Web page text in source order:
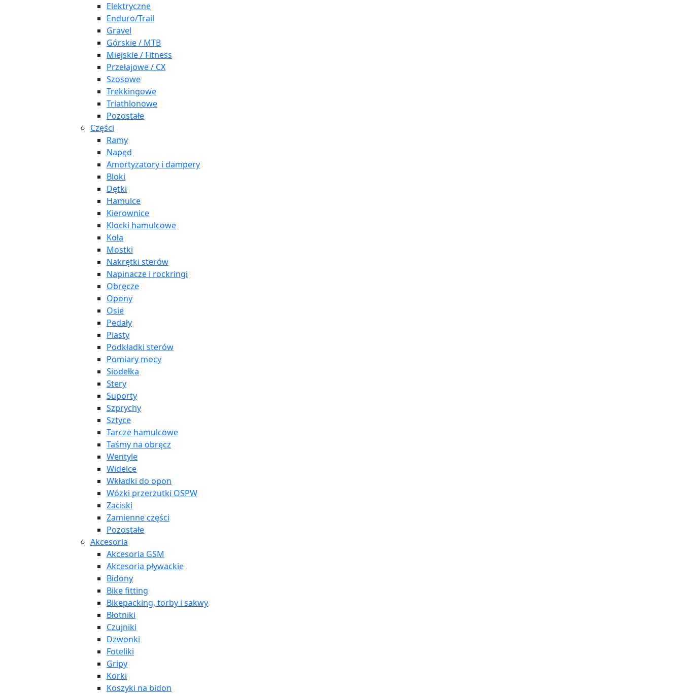
Elektryczne
Enduro/Trail
Gravel
Górskie / MTB
Miejskie / Fitness
Przełajowe / CX
Szosowe
Trekkingowe
Triathlonowe
Pozostałe
Części
Ramy
Napęd
Amortyzatory i dampery
Bloki
Dętki
Hamulce
Kierownice
Klocki hamulcowe
Koła
Mostki
Nakrętki sterów
Napinacze i rockringi
Obręcze
Opony
Osie
Pedały
Piasty
Podkładki sterów
Pomiary mocy
Siodełka
Stery
Suporty
Szprychy
Sztyce
Tarcze hamulcowe
Taśmy na obręcz
Wentyle
Widelce
Wkładki do opon
Wózki przerzutki OSPW
Zaciski
Zamienne części
Pozostałe
Akcesoria
Akcesoria GSM
Akcesoria pływackie
Bidony
Bike fitting
Bikepacking, torby i sakwy
Błotniki
Czujniki
Dzwonki
Foteliki
Gripy
Korki
Koszyki na bidon